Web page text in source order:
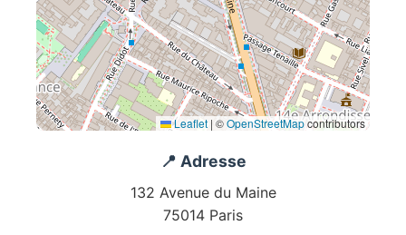
Leaflet | ©OpenStreetMapcontributors
📍 Adresse
132 Avenue du Maine
75014 Paris